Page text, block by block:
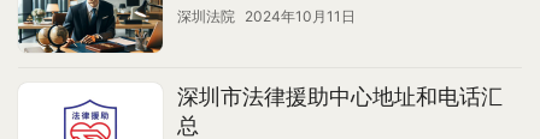
深圳法院 2024年10月11日
深圳市法律援助中心地址和电话汇
总